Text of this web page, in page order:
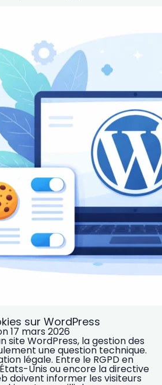
sur WordPress
17 mars 2026
site WordPress, la gestion des
une question technique.
légale. Entre le RGPD en
Unis ou encore la directive
doivent informer les visiteurs